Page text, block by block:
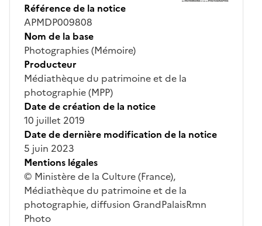
Référence de la notice
APMDP009808
Nom de la base
Photographies (Mémoire)
Producteur
Médiathèque du patrimoine et de la
photographie (MPP)
Date de création de la notice
10 juillet 2019
Date de dernière modification de la notice
5 juin 2023
Mentions légales
© Ministère de la Culture (France),
Médiathèque du patrimoine et de la
photographie, diffusion GrandPalaisRmn
Photo